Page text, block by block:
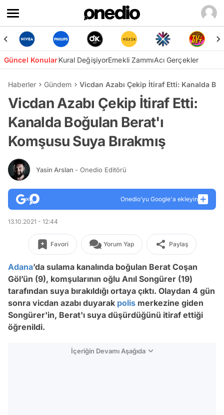
Güncel KonularKural DeğişiyorEmekli ZammıAcı Gerçekler
Haberler Gündem Vicdan Azabı Çekip İtiraf Etti: Kanalda
Vicdan Azabı Çekip İtiraf Etti:
Kanalda Boğulan Berat'ı
Komşusu Suya Bırakmış
Yasin Arslan - Onedio Editörü
Onedio’yu Google'a ekleyin
13.10.2021 - 12:44
Favori Yorum Yap Paylaş
Adana’da sulama kanalında boğulan Berat Coşan
Göl’ün (9), komşularının oğlu Anıl Songürer (19)
tarafından suya bırakıldığı ortaya çıktı. Olaydan 4 gün
sonra vicdan azabı duyarak polis merkezine giden
Songürer'in, Berat'ı suya düşürdüğünü itiraf ettiği
öğrenildi.
İçeriğin Devamı Aşağıda